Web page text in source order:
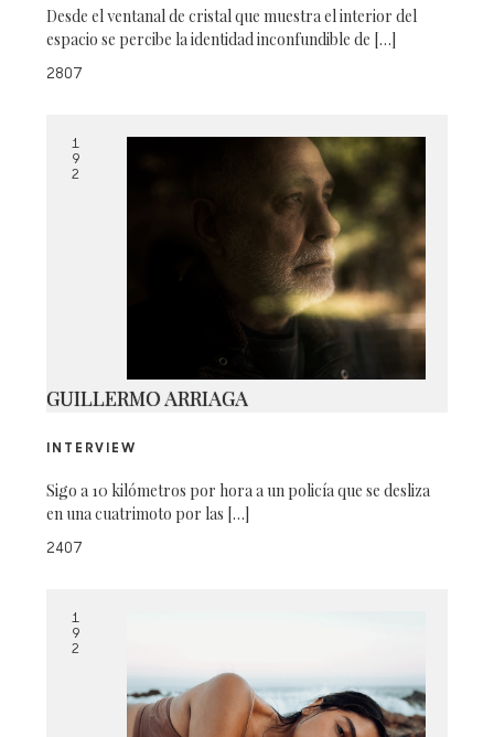
CRUDA-CAMPAÑA-NOLDO-23
Desde el ventanal de cristal que muestra el interior del
espacio se percibe la identidad inconfundible de […]
2807
1
9
2
GUILLERMO ARRIAGA
INTERVIEW
Sigo a 10 kilómetros por hora a un policía que se desliza
en una cuatrimoto por las […]
2407
1
9
2